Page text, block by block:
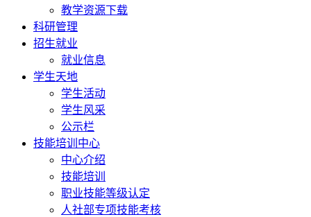
教学资源下载
科研管理
招生就业
就业信息
学生天地
学生活动
学生风采
公示栏
技能培训中心
中心介绍
技能培训
职业技能等级认定
人社部专项技能考核